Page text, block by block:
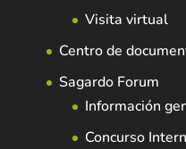
Visita virtual
Centro de
Sagardo Forum
Información
Concurso